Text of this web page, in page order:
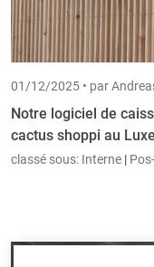
01/12/2025 • par
Notre logiciel de
cactus shoppi au
classé sous: Interne |